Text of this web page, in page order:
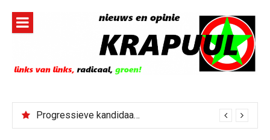
inhoud
Progressieve kandidaat El-Sayed senaatskandidaat Michigan